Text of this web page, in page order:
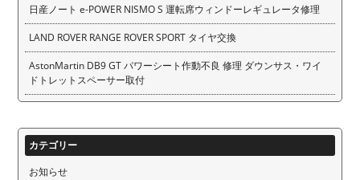
日産ノート e-POWER NISMO S 運転席ウィンドーレギュレータ修理
LAND ROVER RANGE ROVER SPORT タイヤ交換
AstonMartin DB9 GT パワーシート作動不良 修理 ダウンサス・ワイ
ドトレットスペーサー取付
カテゴリー
お知らせ